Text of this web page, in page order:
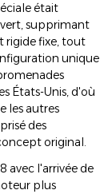
était
supprimant
rigide fixe, tout
unique
États-Unis, d'où
les autres
des
original.
avec l'arrivée de
plus